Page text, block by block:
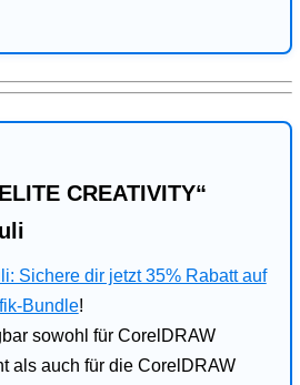
CREATIVITY“
Sichere dir jetzt 35% Rabatt auf
Bundle!
sowohl für CorelDRAW
als auch für die CorelDRAW